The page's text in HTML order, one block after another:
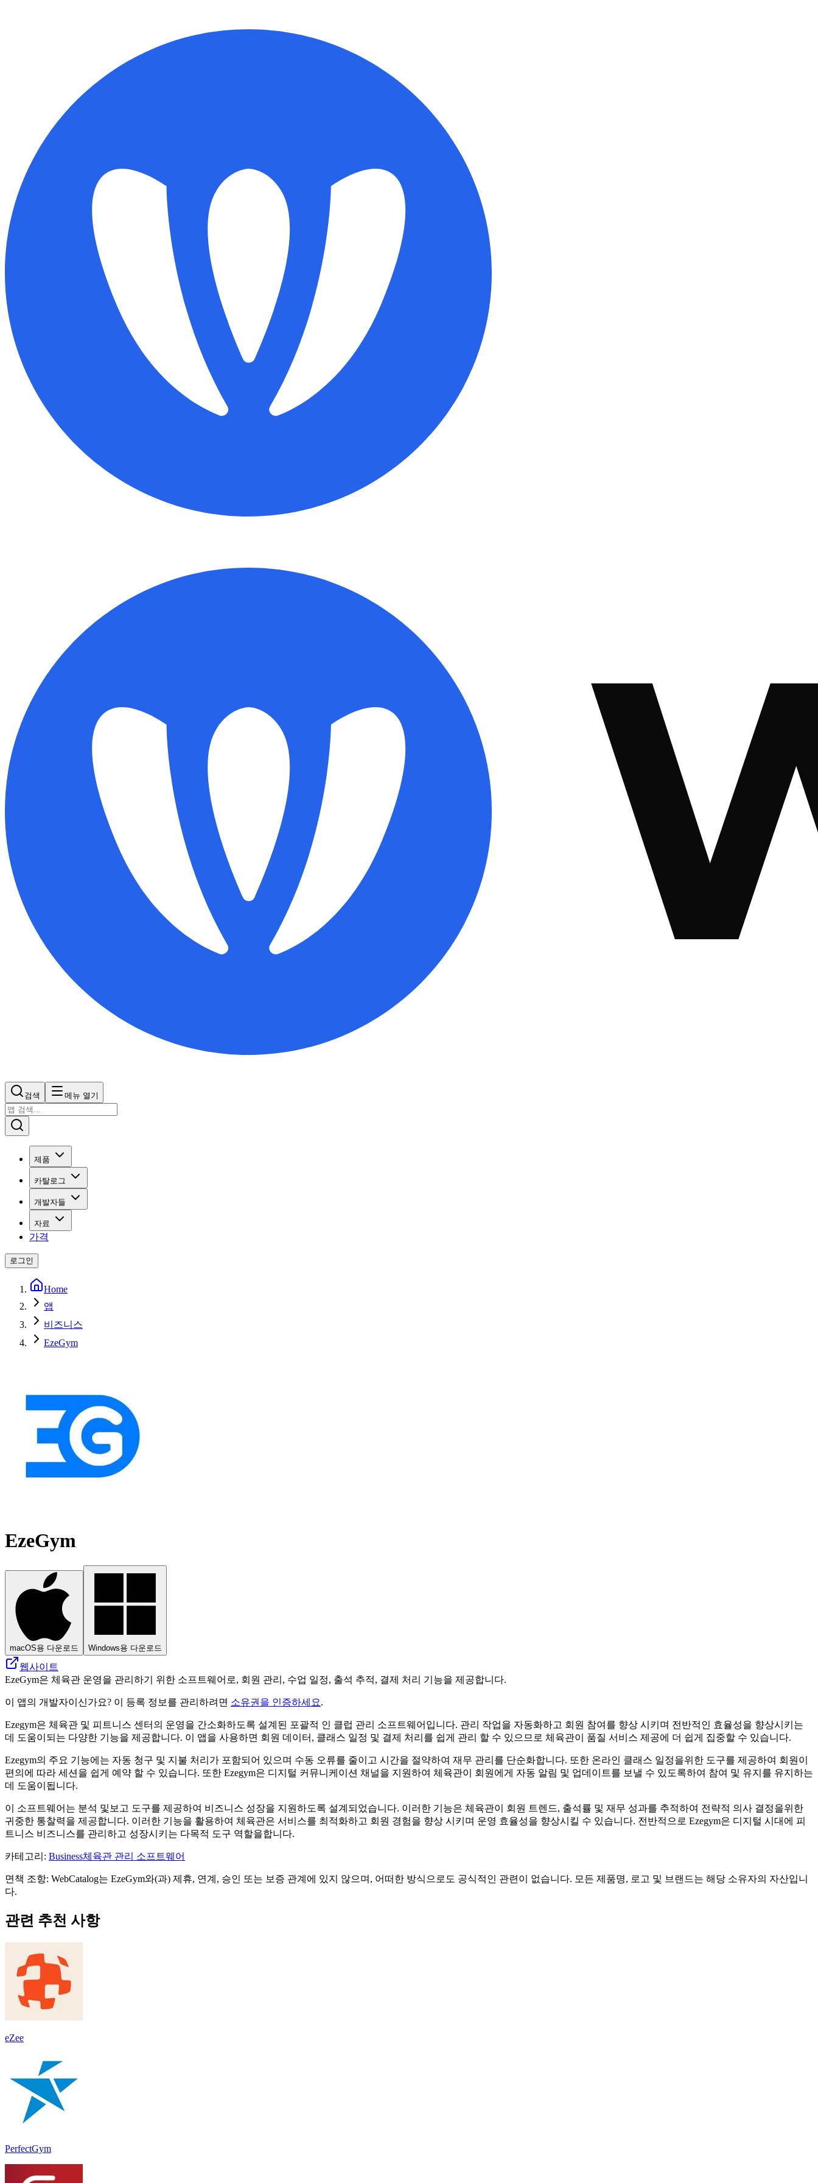
검색 메뉴 열기
제품
카탈로그
개발자들
자료
가격
로그인
Home
앱
비즈니스
EzeGym
EzeGym
macOS용 다운로드 Windows용 다운로드
웹사이트
EzeGym은 체육관 운영을 관리하기 위한 소프트웨어로, 회원 관리, 수업 일정, 출석 추적, 결제 처리 기능을 제공합니다.
이 앱의 개발자이신가요? 이 등록 정보를 관리하려면 소유권을 인증하세요.
Ezegym은 체육관 및 피트니스 센터의 운영을 간소화하도록 설계된 포괄적 인 클럽 관리 소프트웨어입니다. 관리 작업을 자동화하고 회원 참여를 향상 시키며 전반적인 효율성을 향상시키는
데 도움이되는 다양한 기능을 제공합니다. 이 앱을 사용하면 회원 데이터, 클래스 일정 및 결제 처리를 쉽게 관리 할 수 ​​있으므로 체육관이 품질 서비스 제공에 더 쉽게 집중할 수 있습니다.
Ezegym의 주요 기능에는 자동 청구 및 지불 처리가 포함되어 있으며 수동 오류를 줄이고 시간을 절약하여 재무 관리를 단순화합니다. 또한 온라인 클래스 일정을위한 도구를 제공하여 회원이
편의에 따라 세션을 쉽게 예약 할 수 있습니다. 또한 Ezegym은 디지털 커뮤니케이션 채널을 지원하여 체육관이 회원에게 자동 알림 및 업데이트를 보낼 수 있도록하여 참여 및 유지를 유지하는
데 도움이됩니다.
이 소프트웨어는 분석 및보고 도구를 제공하여 비즈니스 성장을 지원하도록 설계되었습니다. 이러한 기능은 체육관이 회원 트렌드, 출석률 및 재무 성과를 추적하여 전략적 의사 결정을위한
귀중한 통찰력을 제공합니다. 이러한 기능을 활용하여 체육관은 서비스를 최적화하고 회원 경험을 향상 시키며 운영 효율성을 향상시킬 수 있습니다. 전반적으로 Ezegym은 디지털 시대에 피
트니스 비즈니스를 관리하고 성장시키는 다목적 도구 역할을합니다.
카테고리 : Business체육관 관리 소프트웨어
면책 조항: WebCatalog는 EzeGym와(과) 제휴, 연계, 승인 또는 보증 관계에 있지 않으며, 어떠한 방식으로도 공식적인 관련이 없습니다. 모든 제품명, 로고 및 브랜드는 해당 소유자의 자산입니
다.
관련 추천 사항
eZee
PerfectGym